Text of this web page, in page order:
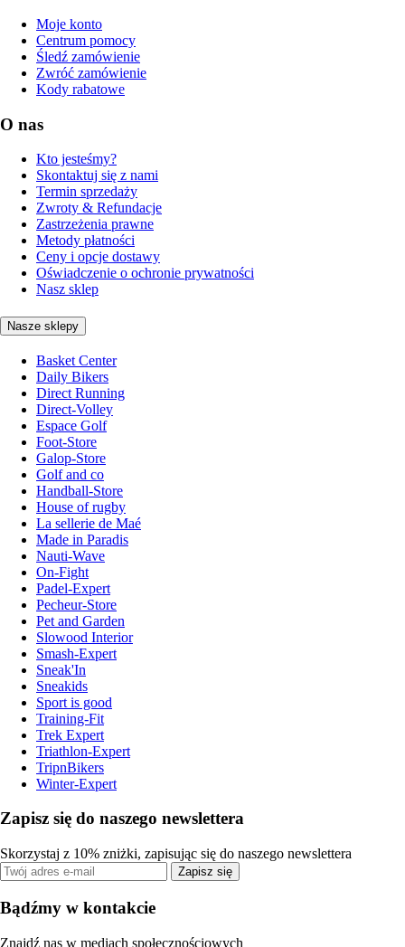
Moje konto
Centrum pomocy
Śledź zamówienie
Zwróć zamówienie
Kody rabatowe
O nas
Kto jesteśmy?
Skontaktuj się z nami
Termin sprzedaży
Zwroty & Refundacje
Zastrzeżenia prawne
Metody płatności
Ceny i opcje dostawy
Oświadczenie o ochronie prywatności
Nasz sklep
Nasze sklepy
Basket Center
Daily Bikers
Direct Running
Direct-Volley
Espace Golf
Foot-Store
Galop-Store
Golf and co
Handball-Store
House of rugby
La sellerie de Maé
Made in Paradis
Nauti-Wave
On-Fight
Padel-Expert
Pecheur-Store
Pet and Garden
Slowood Interior
Smash-Expert
Sneak'In
Sneakids
Sport is good
Training-Fit
Trek Expert
Triathlon-Expert
TripnBikers
Winter-Expert
Zapisz się do naszego newslettera
Skorzystaj z 10% zniżki, zapisując się do naszego newslettera
Zapisz się
Bądźmy w kontakcie
Znajdź nas w mediach społecznościowych